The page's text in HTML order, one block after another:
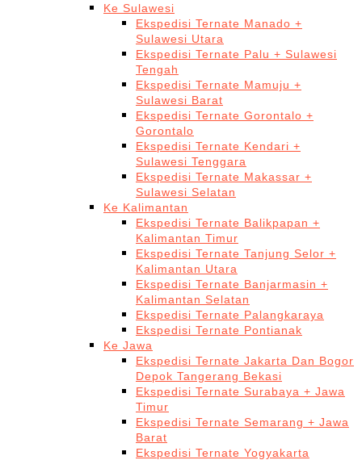
Ke Sulawesi
Ekspedisi Ternate Manado +
Sulawesi Utara
Ekspedisi Ternate Palu + Sulawesi
Tengah
Ekspedisi Ternate Mamuju +
Sulawesi Barat
Ekspedisi Ternate Gorontalo +
Gorontalo
Ekspedisi Ternate Kendari +
Sulawesi Tenggara
Ekspedisi Ternate Makassar +
Sulawesi Selatan
Ke Kalimantan
Ekspedisi Ternate Balikpapan +
Kalimantan Timur
Ekspedisi Ternate Tanjung Selor +
Kalimantan Utara
Ekspedisi Ternate Banjarmasin +
Kalimantan Selatan
Ekspedisi Ternate Palangkaraya
Ekspedisi Ternate Pontianak
Ke Jawa
Ekspedisi Ternate Jakarta Dan Bogor
Depok Tangerang Bekasi
Ekspedisi Ternate Surabaya + Jawa
Timur
Ekspedisi Ternate Semarang + Jawa
Barat
Ekspedisi Ternate Yogyakarta